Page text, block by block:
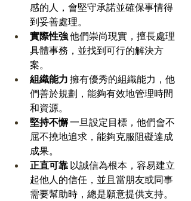
感的人，會堅守承諾並確保事情得
到妥善處理。
實際性強 他們崇尚現實，擅長處理
具體事務，並找到可行的解決方
案。
組織能力 擁有優秀的組織能力，他
們善於規劃，能夠有效地管理時間
和資源。
堅持不懈 一旦設定目標，他們會不
屈不撓地追求，能夠克服阻礙達成
成果。
正直可靠 以誠信為根本，容易建立
起他人的信任，並且當朋友或同事
需要幫助時，總是願意提供支持。